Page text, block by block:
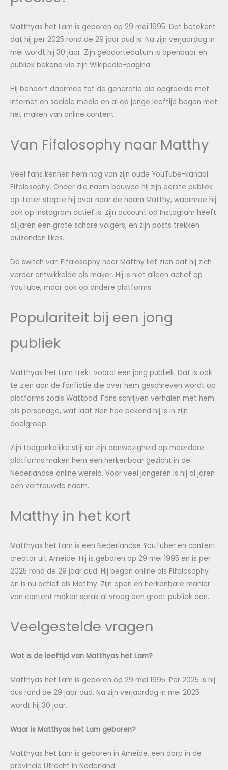
Matthyas het Lam is geboren op 29 mei 1995. Dat betekent
dat hij per 2025 rond de 29 jaar oud is. Na zijn verjaardag in
mei wordt hij 30 jaar. Zijn geboortedatum is openbaar en
publiek bekend via zijn Wikipedia-pagina.
Hij behoort daarmee tot de generatie die opgroeide met
internet en sociale media en al op jonge leeftijd begon met
het maken van online content.
Van Fifalosophy naar Matthy
Veel fans kennen hem nog van zijn oude YouTube-kanaal
Fifalosophy. Onder die naam bouwde hij zijn eerste publiek
op. Later stapte hij over naar de naam Matthy, waarmee hij
ook op Instagram actief is. Zijn account op Instagram heeft
al jaren een grote schare volgers, en zijn posts trekken
duizenden likes.
De switch van Fifalosophy naar Matthy liet zien dat hij zich
verder ontwikkelde als maker. Hij is niet alleen actief op
YouTube, maar ook op andere platforms.
Populariteit bij een jong
publiek
Matthyas het Lam trekt vooral een jong publiek. Dat is ook
te zien aan de fanfictie die over hem geschreven wordt op
platforms zoals Wattpad. Fans schrijven verhalen met hem
als personage, wat laat zien hoe bekend hij is in zijn
doelgroep.
Zijn toegankelijke stijl en zijn aanwezigheid op meerdere
platforms maken hem een herkenbaar gezicht in de
Nederlandse online wereld. Voor veel jongeren is hij al jaren
een vertrouwde naam.
Matthy in het kort
Matthyas het Lam is een Nederlandse YouTuber en content
creator uit Ameide. Hij is geboren op 29 mei 1995 en is per
2025 rond de 29 jaar oud. Hij begon online als Fifalosophy
en is nu actief als Matthy. Zijn open en herkenbare manier
van content maken sprak al vroeg een groot publiek aan.
Veelgestelde vragen
Wat is de leeftijd van Matthyas het Lam?
Matthyas het Lam is geboren op 29 mei 1995. Per 2025 is hij
dus rond de 29 jaar oud. Na zijn verjaardag in mei 2025
wordt hij 30 jaar.
Waar is Matthyas het Lam geboren?
Matthyas het Lam is geboren in Ameide, een dorp in de
provincie Utrecht in Nederland.